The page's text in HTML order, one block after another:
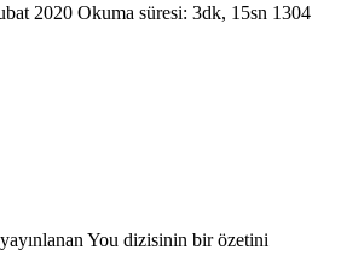
2020 Okuma süresi: 3dk, 15sn 1304
You dizisinin bir özetini